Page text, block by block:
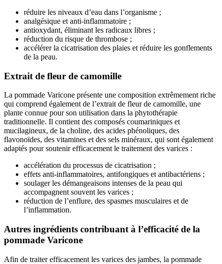
réduire les niveaux d’eau dans l’organisme ;
analgésique et anti-inflammatoire ;
antioxydant, éliminant les radicaux libres ;
réduction du risque de thrombose ;
accélérer la cicatrisation des plaies et réduire les gonflements
de la peau.
Extrait de fleur de camomille
La pommade Varicone présente une composition extrêmement riche
qui comprend également de l’extrait de fleur de camomille, une
plante connue pour son utilisation dans la phytothérapie
traditionnelle. Il contient des composés coumariniques et
mucilagineux, de la choline, des acides phénoliques, des
flavonoïdes, des vitamines et des sels minéraux, qui sont également
adaptés pour soutenir efficacement le traitement des varices :
accélération du processus de cicatrisation ;
effets anti-inflammatoires, antifongiques et antibactériens ;
soulager les démangeaisons intenses de la peau qui
accompagnent souvent les varices ;
réduction de l’enflure, des spasmes musculaires et de
l’inflammation.
Autres ingrédients contribuant à l’efficacité de la
pommade Varicone
Afin de traiter efficacement les varices des jambes, la pommade